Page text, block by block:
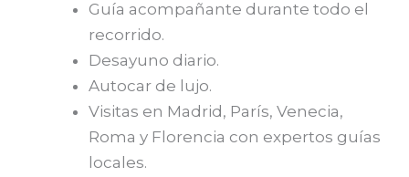
Guía acompañante durante todo el
recorrido.
Desayuno diario.
Autocar de lujo.
Visitas en Madrid, París, Venecia,
Roma y Florencia con expertos guías
locales.